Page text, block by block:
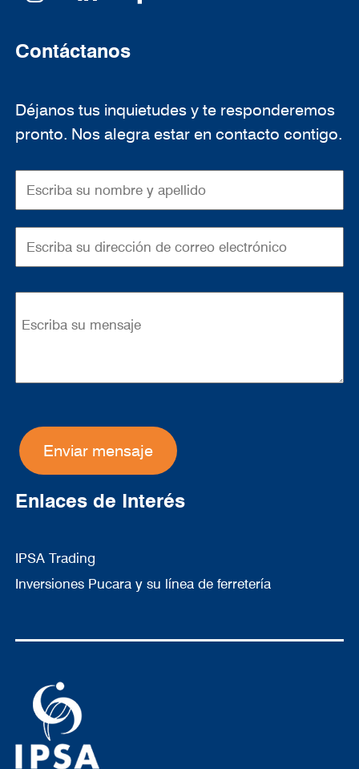
Vinos
Contáctanos
Déjanos tus inquietudes y te responderemos
pronto. Nos alegra estar en contacto contigo.
Enlaces de Interés
IPSA Trading
Inversiones Pucara y su línea de ferretería